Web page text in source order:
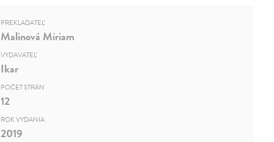
PREKLADATEĽ
Malinová Miriam
VYDAVATEĽ
Ikar
POČET STRÁN
12
ROK VYDANIA
2019